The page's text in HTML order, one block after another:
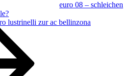
euro 08 – schleichen
lustrinelli zur ac bellinzona